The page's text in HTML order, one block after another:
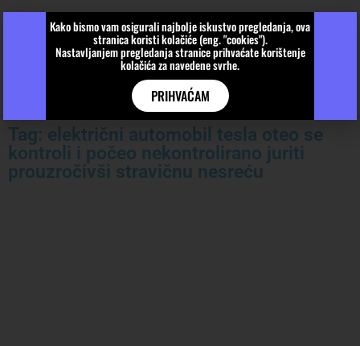
Tag: električni automobil tesla oteo se
kontroli i počeo nekontrolirano juriti
prouzročivši stravičnu nesreću
Kako bismo vam osigurali najbolje iskustvo pregledanja, ova
stranica koristi kolačiće (eng. "cookies").
Nastavljanjem pregledanja stranice prihvaćate korištenje
kolačića za navedene svrhe.
PRIHVAĆAM